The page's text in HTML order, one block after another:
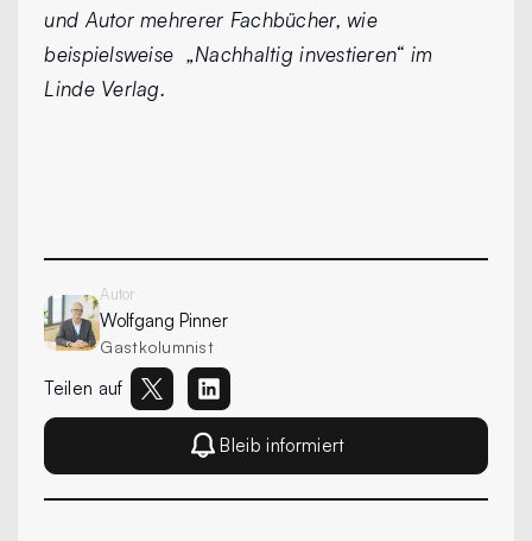
und Autor mehrerer Fachbücher, wie
beispielsweise „Nachhaltig investieren“ im
Linde Verlag.
Autor
Wolfgang Pinner
Gastkolumnist
Teilen auf
Bleib informiert